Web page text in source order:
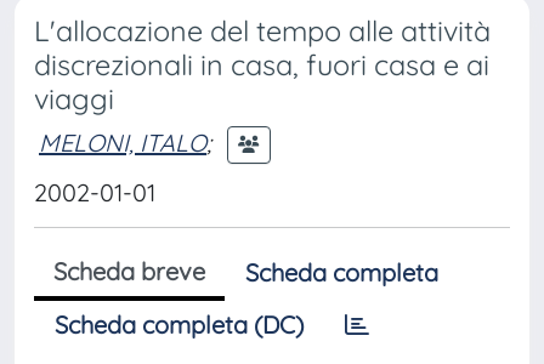
L'allocazione del tempo alle attività
discrezionali in casa, fuori casa e ai
viaggi
MELONI, ITALO;
2002-01-01
Scheda breve
Scheda completa
Scheda completa (DC)